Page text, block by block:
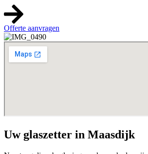
Offerte aanvragen
Uw glaszetter in Maasdijk